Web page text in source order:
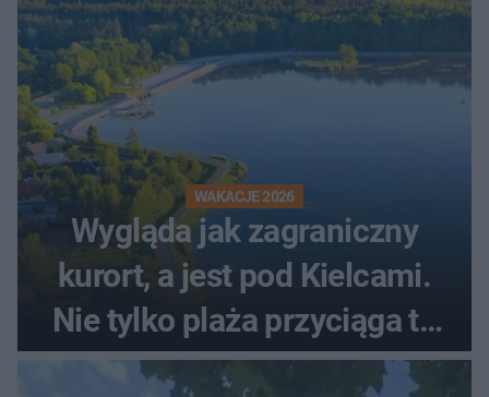
WAKACJE 2026
Wygląda jak zagraniczny
kurort, a jest pod Kielcami.
Nie tylko plaża przyciąga tu
ludzi